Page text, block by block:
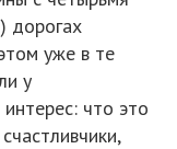
дорогах
уже в те
у
что это